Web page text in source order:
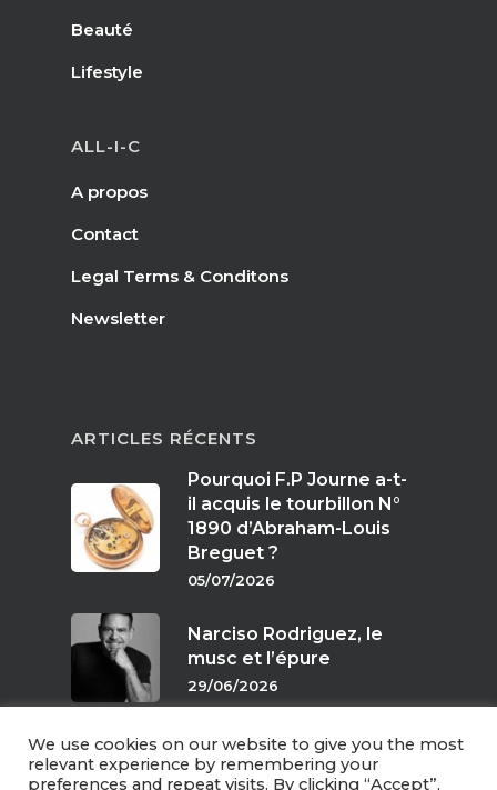
Beauté
Lifestyle
ALL-I-C
A propos
Contact
Legal Terms & Conditons
Newsletter
ARTICLES RÉCENTS
Pourquoi F.P Journe a-t-
il acquis le tourbillon N°
1890 d’Abraham-Louis
Breguet ?
05/07/2026
Narciso Rodriguez, le
musc et l’épure
29/06/2026
Parfums de crépuscule
We use cookies on our website to give you the most
relevant experience by remembering your
preferences and repeat visits. By clicking “Accept”,